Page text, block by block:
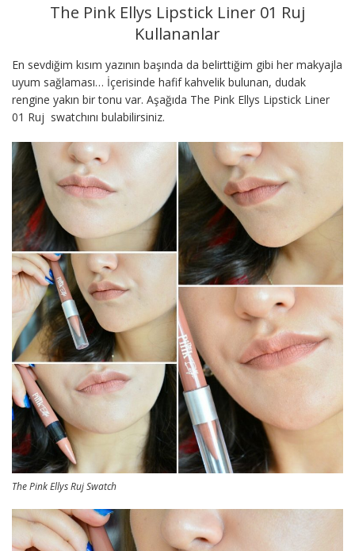
The Pink Ellys Lipstick Liner 01 Ruj
Kullananlar
En sevdiğim kısım yazının başında da belirttiğim gibi her makyajla
uyum sağlaması… İçerisinde hafif kahvelik bulunan, dudak
rengine yakın bir tonu var. Aşağıda The Pink Ellys Lipstick Liner
01 Ruj swatchını bulabilirsiniz.
The Pink Ellys Ruj Swatch